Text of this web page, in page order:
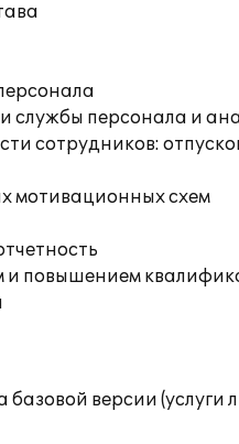
службы персонала и
сотрудников:
мотивационных схем
и повышением
версии